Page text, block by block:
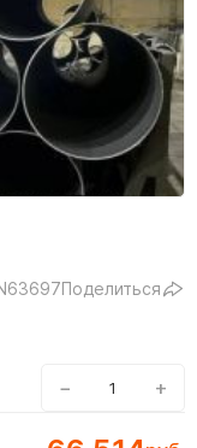
Поделиться
− +